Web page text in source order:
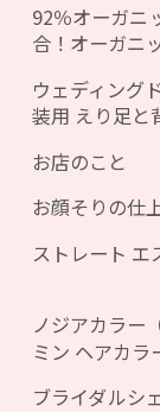
92％オーガニ
合！オーガニ
ウェディング
装用 えり足と
お店のこと
お顔そりの仕
ストレート エ
ノジアカラー
ミン ヘアカラ
ブライダルシ